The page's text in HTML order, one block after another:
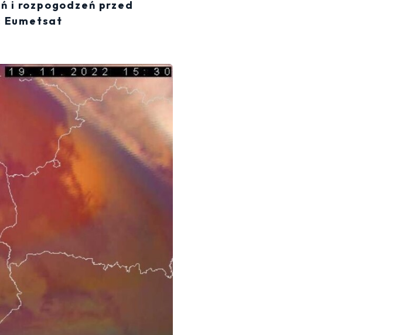
i rozpogodzeń przed
Eumetsat